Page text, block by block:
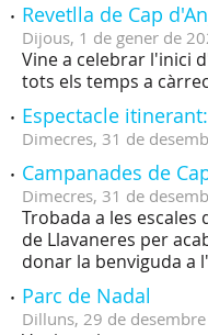
Revetlla de Cap
Dijous, 1 de gener de
Vine a celebrar l'inici
tots els temps a
Espectacle
Dimecres, 31 de
Campanades de
Dimecres, 31 de
Trobada a les
de Llavaneres per
donar la benviguda a
Parc de Nadal
Dilluns, 29 de desembre